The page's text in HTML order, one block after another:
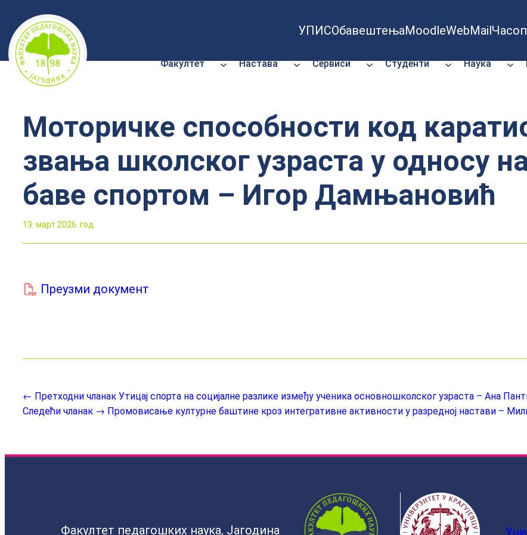
Скочи
на
садржај
УПИСОбавештењаMoodleWebMail
Факултет Настава Сервиси Студенти Наука
Моторичке способности код
звања школског узраста у односу
баве спортом – Игор Дамњановић
13. март 2026. год.
Преузми документ
← Претходни чланак Утицај спорта на социјалне разлике између ученика основношколског узраста – Ана
Следећи чланак → Промовисање културне баштине кроз интегративне активности у разредној настави –
Факултет педагошких наука, Јагодина